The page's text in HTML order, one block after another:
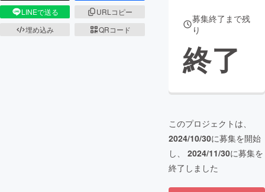
LINEで送る
URLコピー
埋め込み
QRコード
募集終了まで残
り
終了
このプロジェクトは、
2024/10/30に募集を開始
し、 2024/11/30に募集を
終了しました